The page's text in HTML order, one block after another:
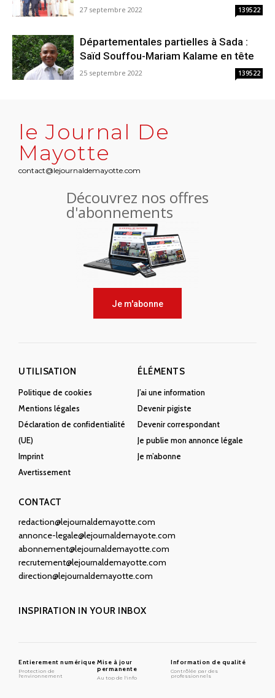
27 septembre 2022 139522
Départementales partielles à Sada :
Saïd Souffou-Mariam Kalame en tête
25 septembre 2022 139522
le Journal De
Mayotte
contact@lejournaldemayotte.com
Découvrez nos offres
d'abonnements
Je m'abonne
UTILISATION
Politique de cookies
Mentions légales
Déclaration de confidentialité
(UE)
Imprint
Avertissement
ÉLÉMENTS
J’ai une information
Devenir pigiste
Devenir correspondant
Je publie mon annonce légale
Je m’abonne
CONTACT
redaction@lejournaldemayotte.com
annonce-legale@lejournaldemayote.com
abonnement@lejournaldemayotte.com
recrutement@lejournaldemayotte.com
direction@lejournaldemayotte.com
INSPIRATION IN YOUR INBOX
Entierement numérique
Protection de
l'environnement
Mise à jour
permanente
Au top de l'info
Information de qualité
Contrôlée par des
professionnels